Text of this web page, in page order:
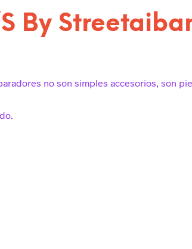
By
no son simples accesorios, son